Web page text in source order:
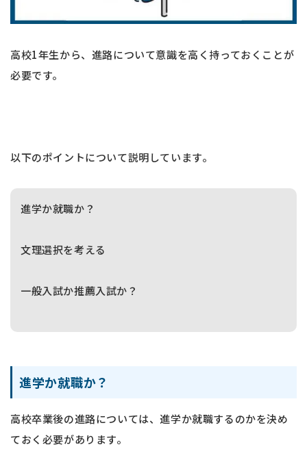
高校1年生から、進路について意識を高く持っておくことが
必要です。
以下のポイントについて説明しています。
進学か就職か？
文理選択を考える
一般入試か推薦入試か？
進学か就職か？
高校卒業後の進路については、進学か就職するのかを決め
ておく必要があります。